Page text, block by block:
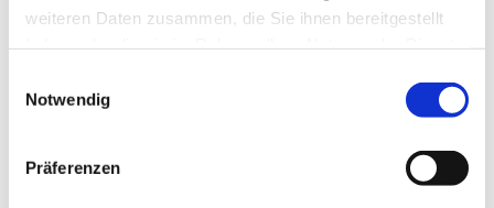
weiteren Daten zusammen, die Sie ihnen bereitgestellt
Notwendig
Präferenzen